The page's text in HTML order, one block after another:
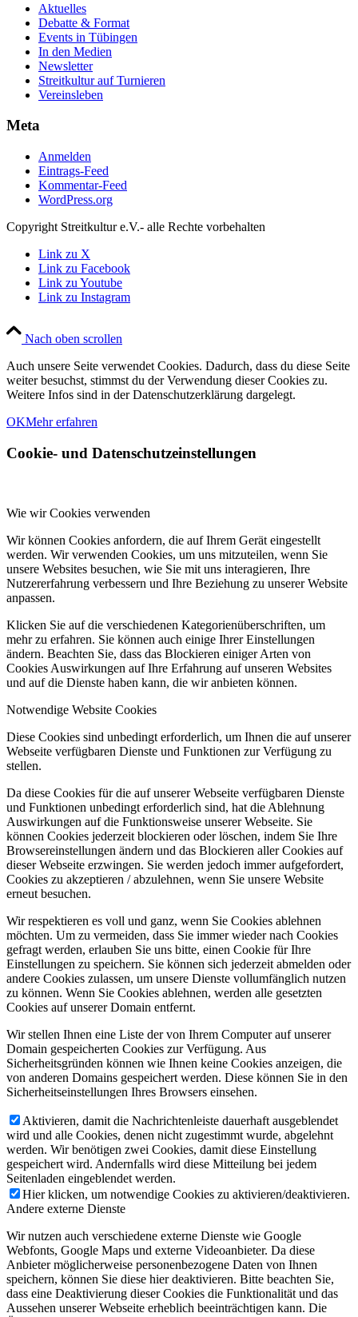
Aktuelles
Debatte & Format
Events in Tübingen
In den Medien
Newsletter
Streitkultur auf Turnieren
Vereinsleben
Meta
Anmelden
Eintrags-Feed
Kommentar-Feed
WordPress.org
Copyright Streitkultur e.V.- alle Rechte vorbehalten
Link zu X
Link zu Facebook
Link zu Youtube
Link zu Instagram
Nach oben scrollen
Auch unsere Seite verwendet Cookies. Dadurch, dass du diese Seite
weiter besuchst, stimmst du der Verwendung dieser Cookies zu.
Weitere Infos sind in der Datenschutzerklärung dargelegt.
OKMehr erfahren
Cookie- und Datenschutzeinstellungen
Wie wir Cookies verwenden
Wir können Cookies anfordern, die auf Ihrem Gerät eingestellt
werden. Wir verwenden Cookies, um uns mitzuteilen, wenn Sie
unsere Websites besuchen, wie Sie mit uns interagieren, Ihre
Nutzererfahrung verbessern und Ihre Beziehung zu unserer Website
anpassen.
Klicken Sie auf die verschiedenen Kategorienüberschriften, um
mehr zu erfahren. Sie können auch einige Ihrer Einstellungen
ändern. Beachten Sie, dass das Blockieren einiger Arten von
Cookies Auswirkungen auf Ihre Erfahrung auf unseren Websites
und auf die Dienste haben kann, die wir anbieten können.
Notwendige Website Cookies
Diese Cookies sind unbedingt erforderlich, um Ihnen die auf unserer
Webseite verfügbaren Dienste und Funktionen zur Verfügung zu
stellen.
Da diese Cookies für die auf unserer Webseite verfügbaren Dienste
und Funktionen unbedingt erforderlich sind, hat die Ablehnung
Auswirkungen auf die Funktionsweise unserer Webseite. Sie
können Cookies jederzeit blockieren oder löschen, indem Sie Ihre
Browsereinstellungen ändern und das Blockieren aller Cookies auf
dieser Webseite erzwingen. Sie werden jedoch immer aufgefordert,
Cookies zu akzeptieren / abzulehnen, wenn Sie unsere Website
erneut besuchen.
Wir respektieren es voll und ganz, wenn Sie Cookies ablehnen
möchten. Um zu vermeiden, dass Sie immer wieder nach Cookies
gefragt werden, erlauben Sie uns bitte, einen Cookie für Ihre
Einstellungen zu speichern. Sie können sich jederzeit abmelden oder
andere Cookies zulassen, um unsere Dienste vollumfänglich nutzen
zu können. Wenn Sie Cookies ablehnen, werden alle gesetzten
Cookies auf unserer Domain entfernt.
Wir stellen Ihnen eine Liste der von Ihrem Computer auf unserer
Domain gespeicherten Cookies zur Verfügung. Aus
Sicherheitsgründen können wie Ihnen keine Cookies anzeigen, die
von anderen Domains gespeichert werden. Diese können Sie in den
Sicherheitseinstellungen Ihres Browsers einsehen.
Aktivieren, damit die Nachrichtenleiste dauerhaft ausgeblendet
wird und alle Cookies, denen nicht zugestimmt wurde, abgelehnt
werden. Wir benötigen zwei Cookies, damit diese Einstellung
gespeichert wird. Andernfalls wird diese Mitteilung bei jedem
Seitenladen eingeblendet werden.
Hier klicken, um notwendige Cookies zu aktivieren/deaktivieren.
Andere externe Dienste
Wir nutzen auch verschiedene externe Dienste wie Google
Webfonts, Google Maps und externe Videoanbieter. Da diese
Anbieter möglicherweise personenbezogene Daten von Ihnen
speichern, können Sie diese hier deaktivieren. Bitte beachten Sie,
dass eine Deaktivierung dieser Cookies die Funktionalität und das
Aussehen unserer Webseite erheblich beeinträchtigen kann. Die